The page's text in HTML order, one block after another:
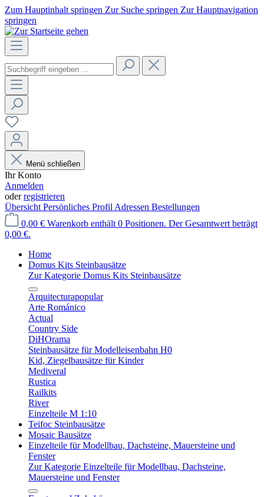
Zum Hauptinhalt springen Zur Suche springen Zur Hauptnavigation
springen
Menü schließen
Ihr Konto
Anmelden
oderregistrieren
Übersicht Persönliches Profil Adressen Bestellungen
0,00 € Warenkorb enthält 0 Positionen. Der Gesamtwert beträgt
0,00 €.
Home
Domus Kits Steinbausätze
Zur Kategorie Domus Kits Steinbausätze
Arquitecturapopular
Arte Románico
Actual
Country Side
DiHOrama
Steinbausätze für Modelleisenbahn H0
Kid, Ziegelbausätze für Kinder
Mediveral
Rustica
Railkits
River
Einzelteile M 1:10
Teifoc Steinbausätze
Mosaic Bausätze
Einzelteile für Modellbau, Dachsteine, Mauersteine und
Fenster
Zur Kategorie Einzelteile für Modellbau, Dachsteine,
Mauersteine und Fenster